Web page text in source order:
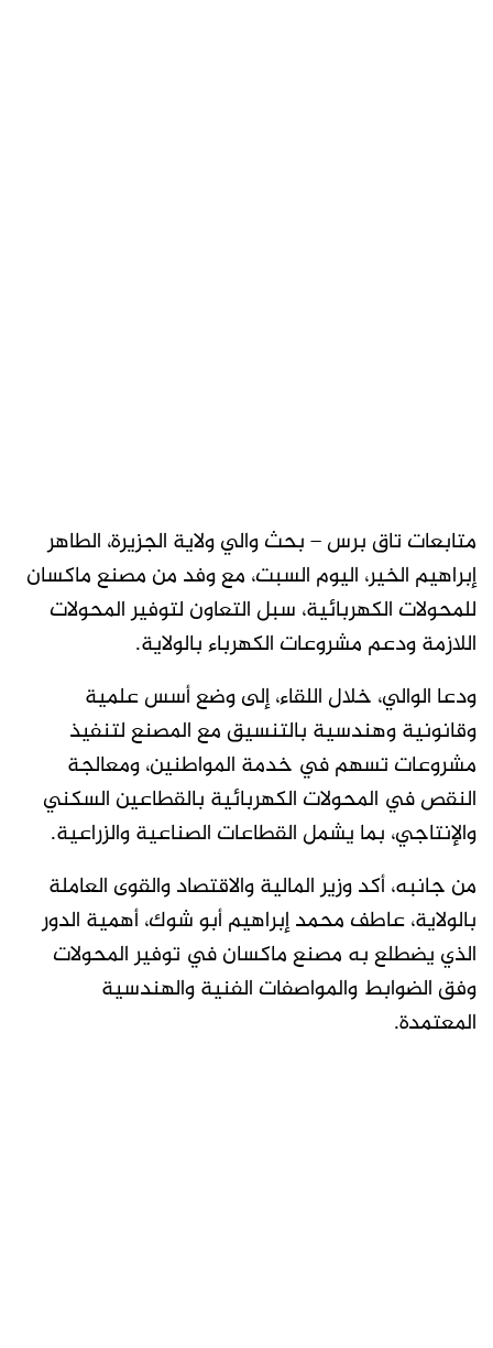
متابعات تاق برس – بحث والي ولاية الجزيرة، الطاهر
إبراهيم الخير، اليوم السبت، مع وفد من مصنع ماكسان
للمحولات الكهربائية، سبل التعاون لتوفير المحولات
اللازمة ودعم مشروعات الكهرباء بالولاية.
ودعا الوالي، خلال اللقاء، إلى وضع أسس علمية
وقانونية وهندسية بالتنسيق مع المصنع لتنفيذ
مشروعات تسهم في خدمة المواطنين، ومعالجة
النقص في المحولات الكهربائية بالقطاعين السكني
والإنتاجي، بما يشمل القطاعات الصناعية والزراعية.
من جانبه، أكد وزير المالية والاقتصاد والقوى العاملة
بالولاية، عاطف محمد إبراهيم أبو شوك، أهمية الدور
الذي يضطلع به مصنع ماكسان في توفير المحولات
وفق الضوابط والمواصفات الفنية والهندسية
المعتمدة.